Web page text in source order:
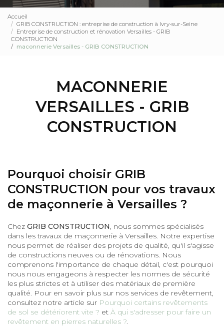
Accueil
GRIB CONSTRUCTION : entreprise de construction à Ivry-sur-Seine
Entreprise de construction et rénovation Versailles - GRIB
CONSTRUCTION
maconnerie Versailles - GRIB CONSTRUCTION
MACONNERIE
VERSAILLES - GRIB
CONSTRUCTION
Pourquoi choisir GRIB
CONSTRUCTION pour vos travaux
de maçonnerie à Versailles ?
Chez GRIB CONSTRUCTION, nous sommes spécialisés
dans les travaux de maçonnerie à Versailles. Notre expertise
nous permet de réaliser des projets de qualité, qu'il s'agisse
de constructions neuves ou de rénovations. Nous
comprenons l'importance de chaque détail, c'est pourquoi
nous nous engageons à respecter les normes de sécurité
les plus strictes et à utiliser des matériaux de première
qualité. Pour en savoir plus sur nos services de revêtement,
consultez notre article sur Pourquoi certains revêtements
de sol se détériorent vite ? et À qui s'adresser pour faire un
revêtement en pierres naturelles ?.